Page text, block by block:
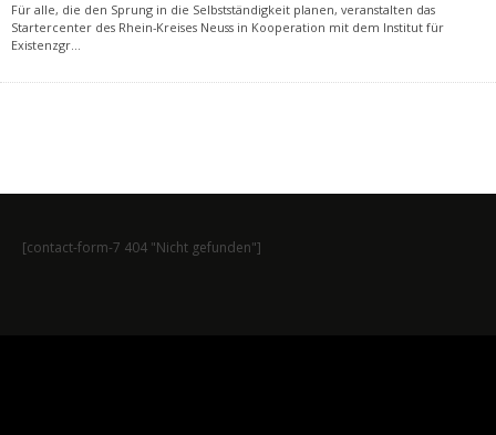
Für alle, die den Sprung in die Selbstständigkeit planen, veranstalten das
Startercenter des Rhein-Kreises Neuss in Kooperation mit dem Institut für
Existenzgr...
[contact-form-7 404 "Nicht gefunden"]